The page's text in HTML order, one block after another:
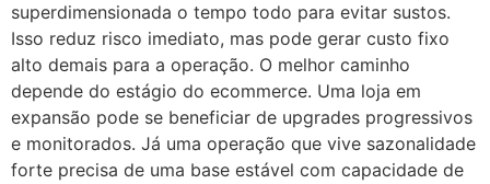
superdimensionada o tempo todo para evitar sustos.
Isso reduz risco imediato, mas pode gerar custo fixo
alto demais para a operação. O melhor caminho
depende do estágio do ecommerce. Uma loja em
expansão pode se beneficiar de upgrades progressivos
e monitorados. Já uma operação que vive sazonalidade
forte precisa de uma base estável com capacidade de